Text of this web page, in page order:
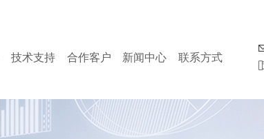
技术支持 合作客户 新闻中心 联系方式